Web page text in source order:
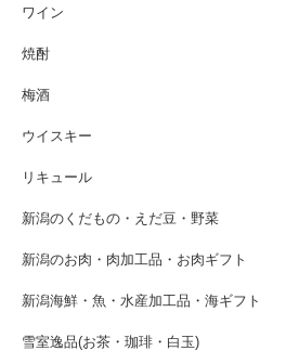
ワイン
焼酎
梅酒
ウイスキー
リキュール
新潟のくだもの・えだ豆・野菜
新潟のお肉・肉加工品・お肉ギフト
新潟海鮮・魚・水産加工品・海ギフト
雪室逸品(お茶・珈琲・白玉)